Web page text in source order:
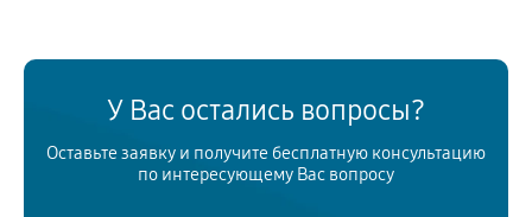
У Вас остались вопросы?
Оставьте заявку и получите бесплатную консультацию
по интересующему Вас вопросу